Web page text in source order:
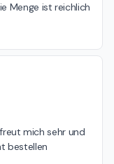
Menge ist reichlich
mich sehr und
bestellen